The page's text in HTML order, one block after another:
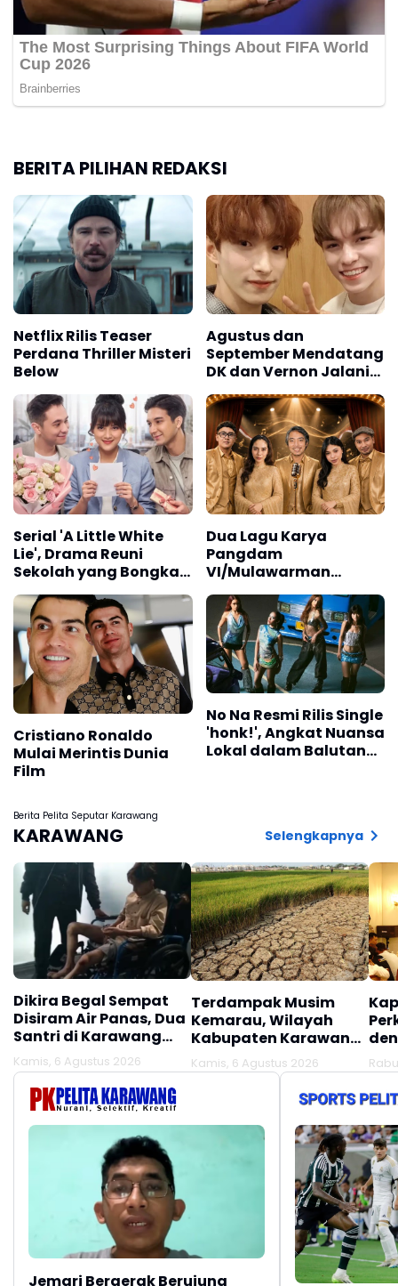
BERITA PILIHAN REDAKSI
Netflix Rilis Teaser
Perdana Thriller Misteri
Below
Agustus dan
September Mendatang
DK dan Vernon Jalani
Wajib Militer
Serial 'A Little White
Lie', Drama Reuni
Sekolah yang Bongkar
Rahasia Masa Lalu
Dua Lagu Karya
Pangdam
VI/Mulawarman
Mayjen TNI Krido
Pramono Jadi Ikon
Singing Competition
HUT Ke-81 RI
Cristiano Ronaldo
Mulai Merintis Dunia
Film
No Na Resmi Rilis Single
'honk!', Angkat Nuansa
Lokal dalam Balutan
Berita Pelita Seputar Karawang
KARAWANG Selengkapnya
Dikira Begal Sempat
Disiram Air Panas, Dua
Santri di Karawang
Terluka Akibat Aksi
Oknum Linmas
Kamis, 6 Agustus 2026
Terdampak Musim
Kemarau, Wilayah
Kabupaten Karawang
Kekeringan Makin
Meluas
Kamis, 6 Agustus 2026
Jemari Bergerak Berujung